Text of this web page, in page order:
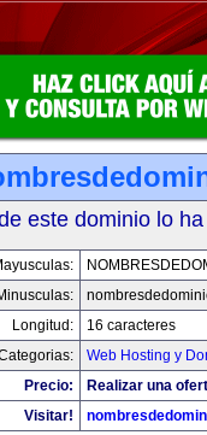
este dominio lo
Longitud:
16 caracteres
Web Hosting y
Precio:
Realizar una
Visitar!